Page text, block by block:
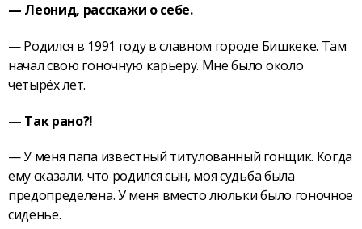
— Леонид, расскажи о себе.
— Родился в 1991 году в славном городе Бишкеке. Там
начал свою гоночную карьеру. Мне было около
четырёх лет.
— Так рано?!
— У меня папа известный титулованный гонщик. Когда
ему сказали, что родился сын, моя судьба была
предопределена. У меня вместо люльки было гоночное
сиденье.